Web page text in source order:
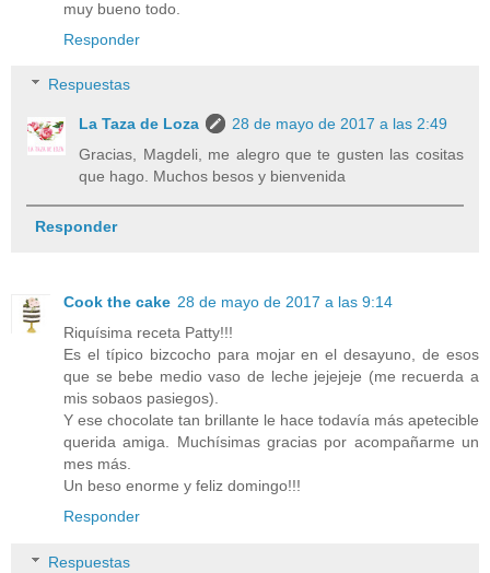
muy bueno todo.
Responder
Respuestas
La Taza de Loza
28 de mayo de 2017 a las 2:49
Gracias, Magdeli, me alegro que te gusten las cositas
que hago. Muchos besos y bienvenida
Responder
Cook the cake 28 de mayo de 2017 a las 9:14
Riquísima receta Patty!!!
Es el típico bizcocho para mojar en el desayuno, de esos
que se bebe medio vaso de leche jejejeje (me recuerda a
mis sobaos pasiegos).
Y ese chocolate tan brillante le hace todavía más apetecible
querida amiga. Muchísimas gracias por acompañarme un
mes más.
Un beso enorme y feliz domingo!!!
Responder
Respuestas